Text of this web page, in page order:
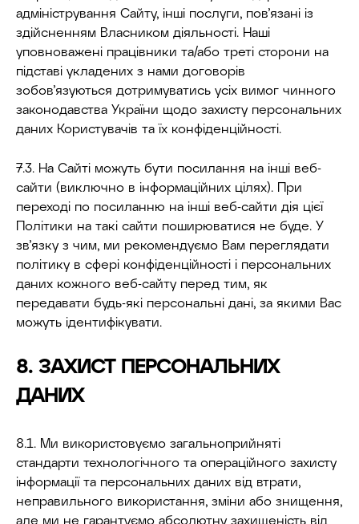
адміністрування Сайту, інші послуги, пов’язані із
здійсненням Власником діяльності. Наші
уповноважені працівники та/або треті сторони на
підставі укладених з нами договорів
зобов’язуються дотримуватись усіх вимог чинного
законодавства України щодо захисту персональних
даних Користувачів та їх конфіденційності.
7.3. На Сайті можуть бути посилання на інші веб-
сайти (виключно в інформаційних цілях). При
переході по посиланню на інші веб-сайти дія цієї
Політики на такі сайти поширюватися не буде. У
зв’язку з чим, ми рекомендуємо Вам переглядати
політику в сфері конфіденційності і персональних
даних кожного веб-сайту перед тим, як
передавати будь-які персональні дані, за якими Вас
можуть ідентифікувати.
8. ЗАХИСТ ПЕРСОНАЛЬНИХ
ДАНИХ
8.1. Ми використовуємо загальноприйняті
стандарти технологічного та операційного захисту
інформації та персональних даних від втрати,
неправильного використання, зміни або знищення,
але ми не гарантуємо абсолютну захищеність від